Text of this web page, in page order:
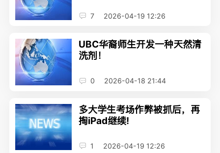
7 2026-04-19 12:26
UBC华裔师生开发一种天然清
洗剂！
0 2026-04-18 21:44
多大学生考场作弊被抓后，再
掏iPad继续!
1 2026-04-19 12:26